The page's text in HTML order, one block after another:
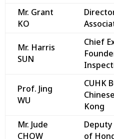
Mr. Grant
KO
Mr. Harris
SUN
Chief
Prof. Jing
WU
CUHK
Kong
Mr. Jude
CHOW
of